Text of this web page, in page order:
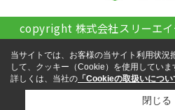
copyright 株式会社スリーエ
当サイトでは、お客様の当サイト利用状況
して、クッキー（Cookie）を使用していま
詳しくは、当社の 「Cookieの取扱いについ
閉じる